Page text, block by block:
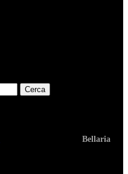
Bellaria